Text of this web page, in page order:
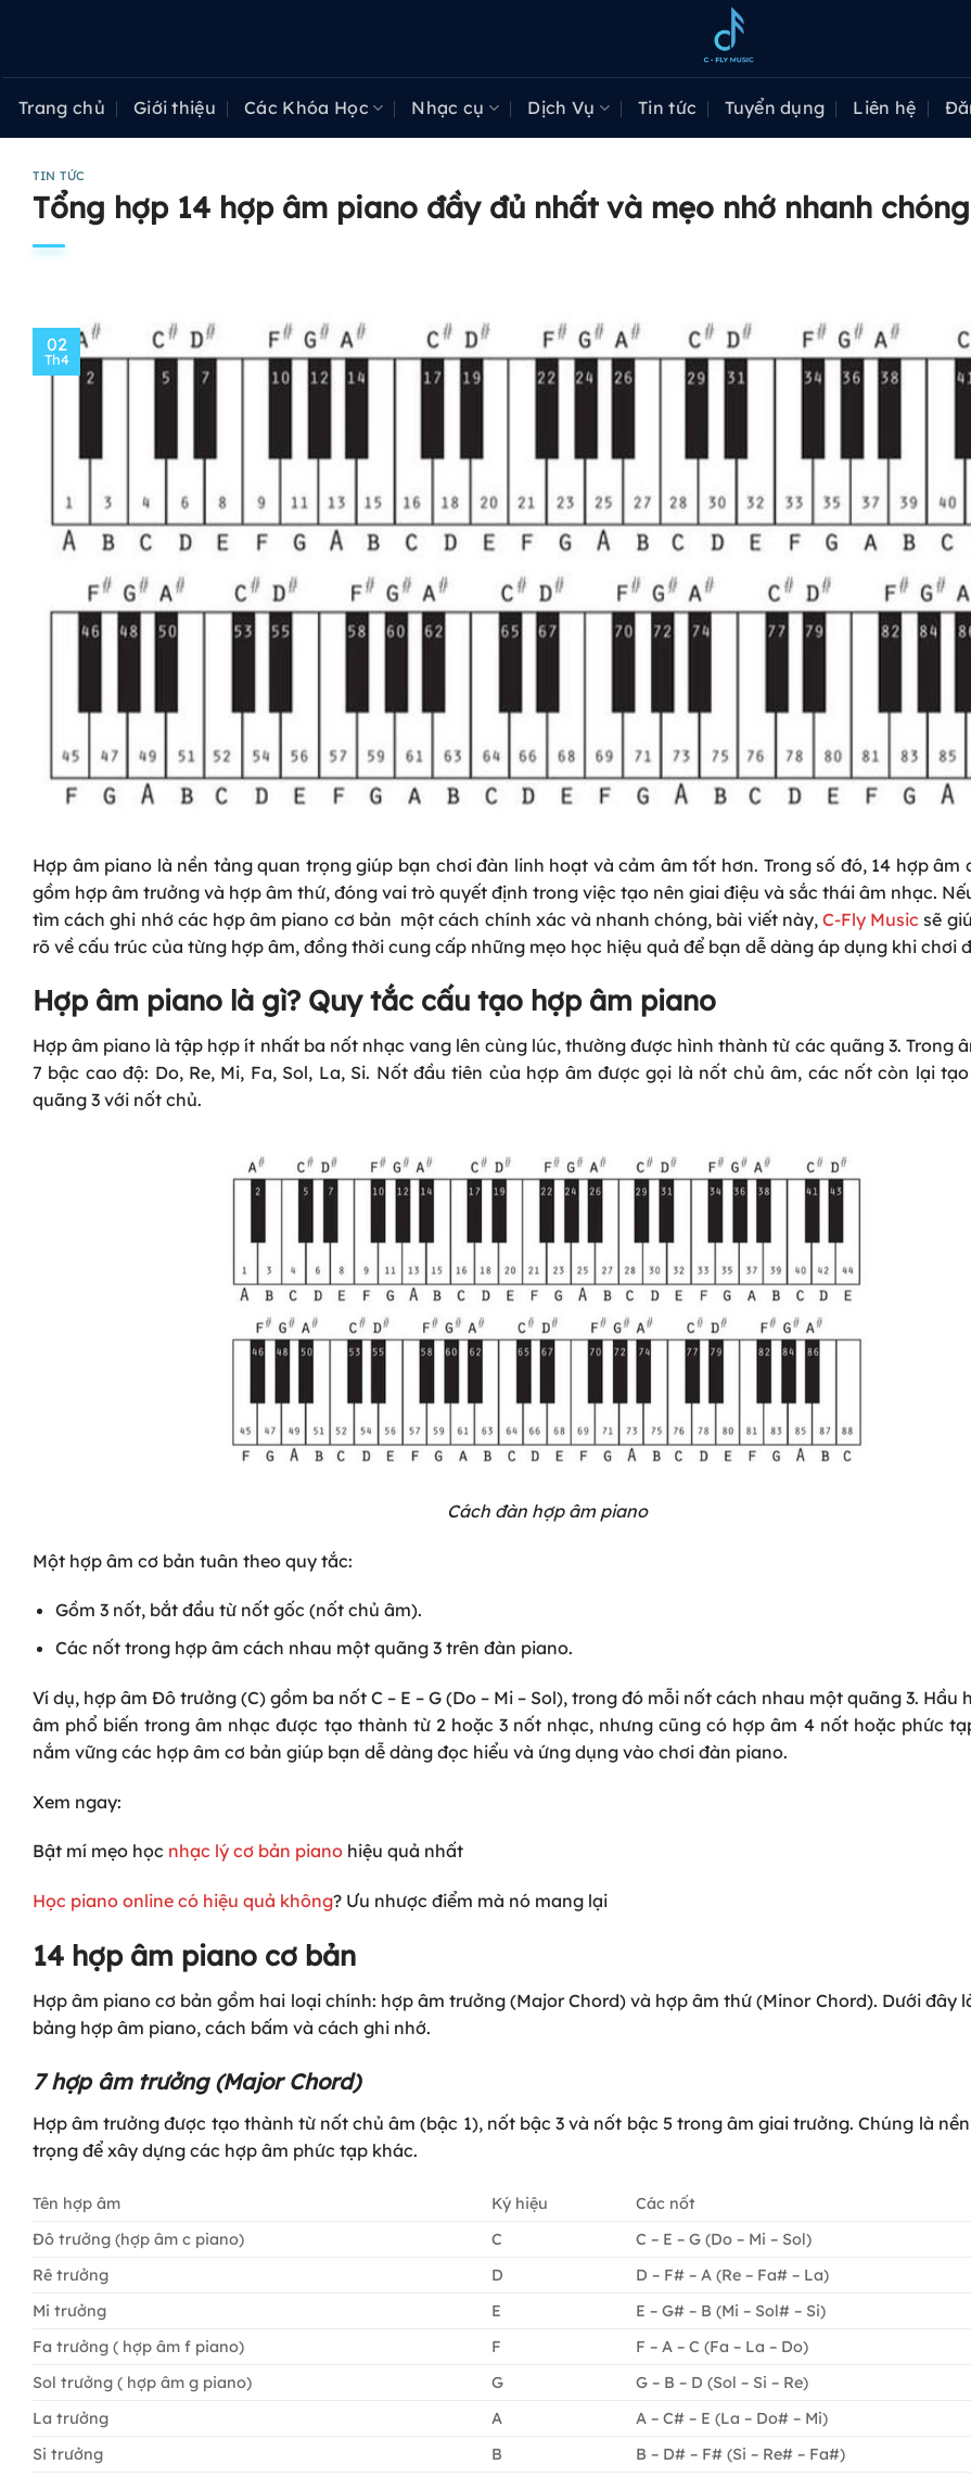
Trang chủ Giới thiệu Các Khóa Học Nhạc cụ Dịch Vụ Tin tức Tuyển dụng Liên hệ
TIN TỨC
Tổng hợp 14 hợp âm piano đầy đủ nhất và mẹo nhớ nhanh chóng
02
Th4
Hợp âm piano là nền tảng quan trọng giúp bạn chơi đàn linh hoạt và cảm âm tốt hơn. Trong số đó, 14 hợp âm
gồm hợp âm trưởng và hợp âm thứ, đóng vai trò quyết định trong việc tạo nên giai điệu và sắc thái âm nhạc.
tìm cách ghi nhớ các hợp âm piano cơ bản một cách chính xác và nhanh chóng, bài viết này,C-Fly Music sẽ
rõ về cấu trúc của từng hợp âm, đồng thời cung cấp những mẹo học hiệu quả để bạn dễ dàng áp dụng khi chơi
Hợp âm piano là gì? Quy tắc cấu tạo hợp âm piano
Hợp âm piano là tập hợp ít nhất ba nốt nhạc vang lên cùng lúc, thường được hình thành từ các quãng 3. Trong
7 bậc cao độ: Do, Re, Mi, Fa, Sol, La, Si. Nốt đầu tiên của hợp âm được gọi là nốt chủ âm, các nốt còn lại
quãng 3 với nốt chủ.
Cách đàn hợp âm piano
Một hợp âm cơ bản tuân theo quy tắc:
Gồm 3 nốt, bắt đầu từ nốt gốc (nốt chủ âm).
Các nốt trong hợp âm cách nhau một quãng 3 trên đàn piano.
Ví dụ, hợp âm Đô trưởng (C) gồm ba nốt C – E – G (Do – Mi – Sol), trong đó mỗi nốt cách nhau một quãng 3. Hầu
âm phổ biến trong âm nhạc được tạo thành từ 2 hoặc 3 nốt nhạc, nhưng cũng có hợp âm 4 nốt hoặc phức
nắm vững các hợp âm cơ bản giúp bạn dễ dàng đọc hiểu và ứng dụng vào chơi đàn piano.
Xem ngay:
Bật mí mẹo học nhạc lý cơ bản piano hiệu quả nhất
Học piano online có hiệu quả không? Ưu nhược điểm mà nó mang lại
14 hợp âm piano cơ bản
Hợp âm piano cơ bản gồm hai loại chính: hợp âm trưởng (Major Chord) và hợp âm thứ (Minor Chord). Dưới đây
bảng hợp âm piano, cách bấm và cách ghi nhớ.
7 hợp âm trưởng (Major Chord)
Hợp âm trưởng được tạo thành từ nốt chủ âm (bậc 1), nốt bậc 3 và nốt bậc 5 trong âm giai trưởng. Chúng là
trọng để xây dựng các hợp âm phức tạp khác.
Tên hợp âm Ký hiệu
Các nốt
Đô trưởng (hợp âm c piano)
C
C – E – G (Do – Mi – Sol)
Rê trưởng
D
D – F# – A (Re – Fa# – La)
Mi trưởng
E
E – G# – B (Mi – Sol# – Si)
Fa trưởng ( hợp âm f piano)
F
F – A – C (Fa – La – Do)
Sol trưởng ( hợp âm g piano)
G
G – B – D (Sol – Si – Re)
La trưởng
A
A – C# – E (La – Do# – Mi)
Si trưởng
B B – D# – F# (Si – Re# – Fa#)